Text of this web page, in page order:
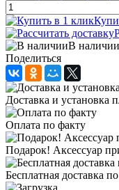
В наличии
Поделиться
Доставка и установка
Оплата по факту
Подарок! Аксессуар
Бесплатная доставка